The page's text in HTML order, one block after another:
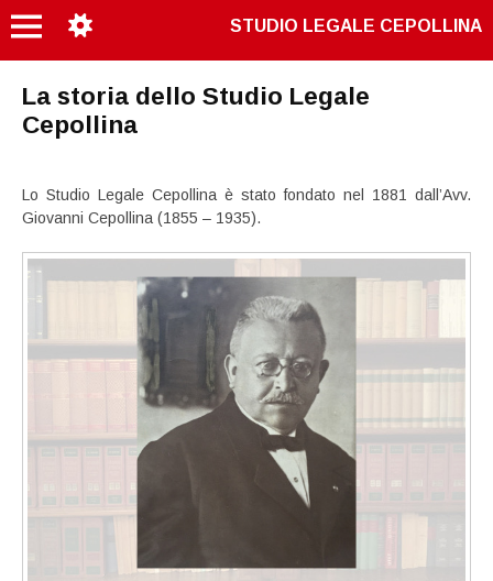
STUDIO LEGALE CEPOLLINA
La storia dello Studio Legale
Cepollina
Lo Studio Legale Cepollina è stato fondato nel 1881 dall’Avv.
Giovanni Cepollina (1855 – 1935).